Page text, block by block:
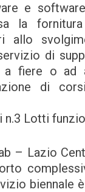
e
la
allo
di
a fiere o ad
di
n.3 Lotti
– Lazio
biennale